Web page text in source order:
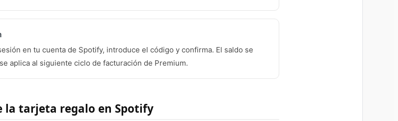
en tu cuenta de Spotify, introduce el código y confirma. El saldo se
aplica al siguiente ciclo de facturación de Premium.
la tarjeta regalo en Spotify